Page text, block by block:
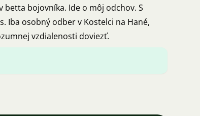
bojovníka. Ide o môj odchov. S
Iba osobný odber v Kostelci na Hané,
vzdialenosti doviezť.